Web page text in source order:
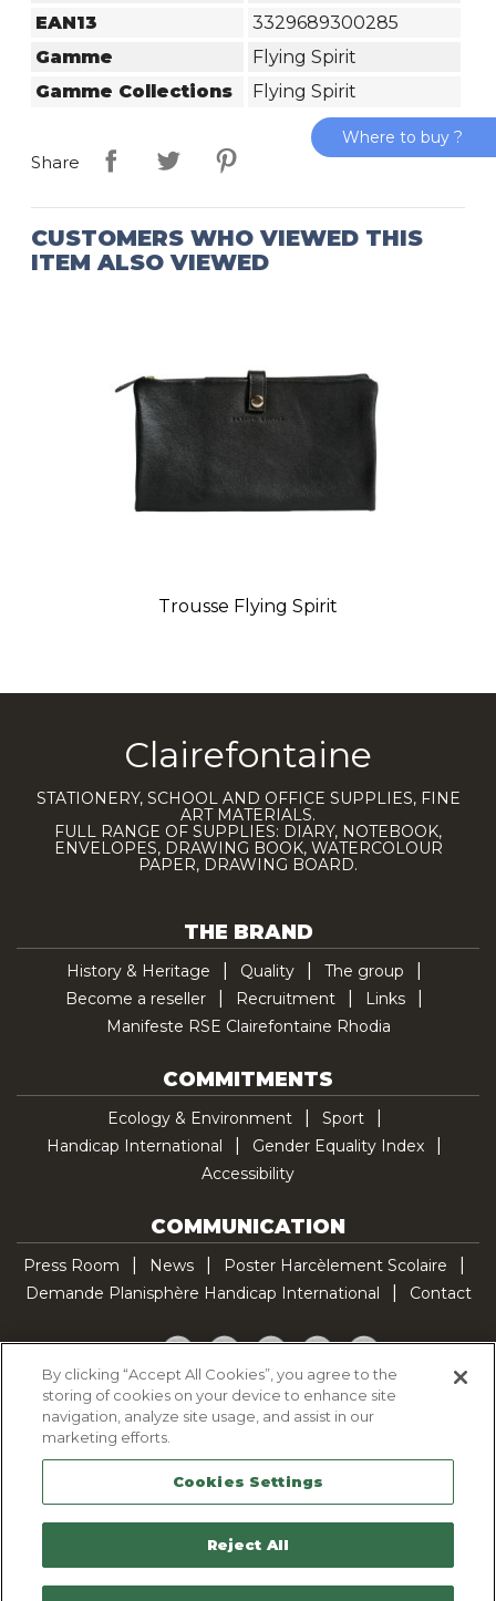
EAN13
3329689300285
Gamme
Flying Spirit
Gamme Collections
Flying Spirit
Share
CUSTOMERS WHO VIEWED THIS
ITEM ALSO VIEWED
Trousse Flying Spirit
Clairefontaine
STATIONERY, SCHOOL AND OFFICE SUPPLIES, FINE
ART MATERIALS.
FULL RANGE OF SUPPLIES: DIARY, NOTEBOOK,
ENVELOPES, DRAWING BOOK, WATERCOLOUR
PAPER, DRAWING BOARD.
THE BRAND
History & Heritage Quality
The group
Become a reseller
Recruitment
Links
Manifeste RSE Clairefontaine Rhodia
COMMITMENTS
Ecology & Environment
Sport
Handicap International
Gender Equality Index
Accessibility
COMMUNICATION
Press Room News
Poster Harcèlement Scolaire
Demande Planisphère Handicap International
Contact
Facebook
TwitterYouTubePinterestTikTok
Cookie Policy
Legal Notice
Sitemap
Contactez-nous
Where to buy ?
By clicking “Accept All Cookies”, you agree to the
storing of cookies on your device to enhance site
navigation, analyze site usage, and assist in our
marketing efforts.
Cookies Settings
Reject All